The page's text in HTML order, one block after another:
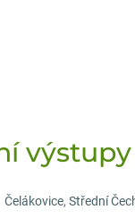
Čelákovice, Střední